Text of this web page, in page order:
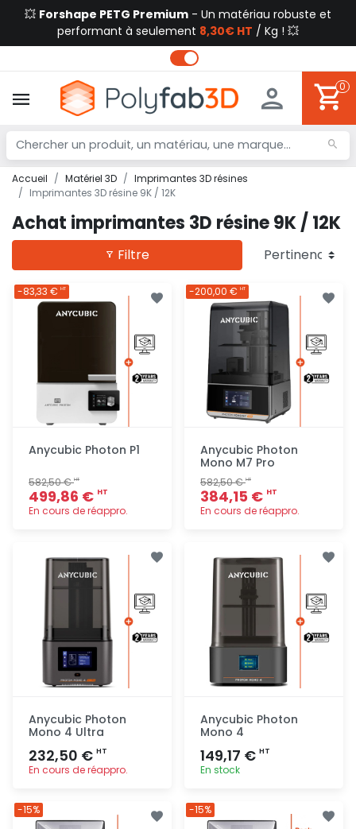
💥 Forshape PETG Premium - Un matériau robuste et
performant à seulement 8,30€ HT / Kg ! 💥
0
Accueil Matériel 3D
Imprimantes 3D résines
Imprimantes 3D résine 9K / 12K
Achat imprimantes 3D résine 9K / 12K
Filtre
Anycubic Photon P1
582,50 €HT
499,86 € HT
En cours de réappro.
rapide
-83,33 € HT
Anycubic Photon
Mono M7 Pro
582,50 €HT
384,15 € HT
En cours de réappro.
rapide
-200,00 € HT
Anycubic Photon
Mono 4 Ultra
232,50 € HT
En cours de réappro.
rapide
Anycubic Photon
Mono 4
149,17 € HT
En stock
rapide
-15% -15%